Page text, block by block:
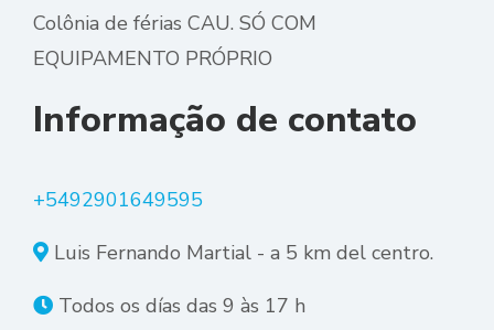
Colônia de férias CAU. SÓ COM
EQUIPAMENTO PRÓPRIO
Informação de contato
+5492901649595
Luis Fernando Martial - a 5 km del centro.
Todos os días das 9 às 17 h